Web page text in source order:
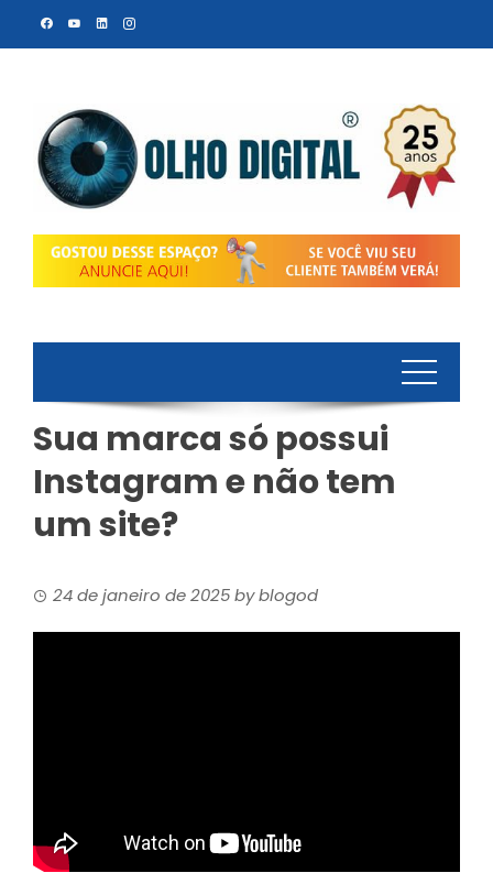
Sua marca só possui
Instagram e não tem
um site?
24 de janeiro de 2025byblogod